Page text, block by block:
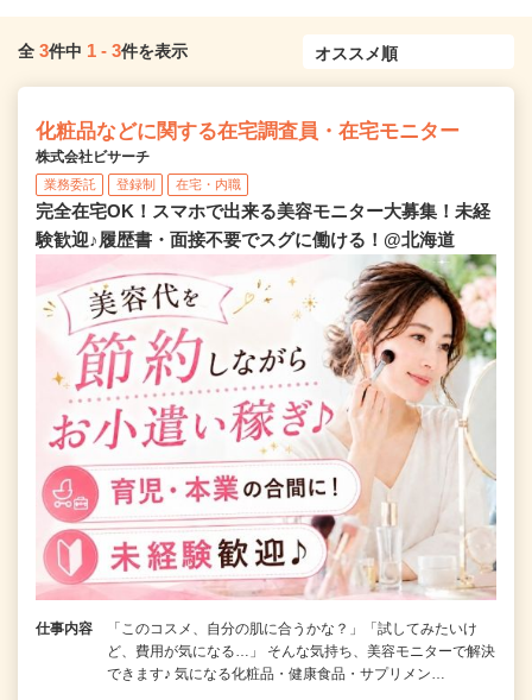
全 3件中 1 - 3件を表示
化粧品などに関する在宅調査員・在宅モニター
株式会社ビサーチ
業務委託 登録制 在宅・内職
完全在宅OK！スマホで出来る美容モニター大募集！未経
験歓迎♪履歴書・面接不要でスグに働ける！@北海道
仕事内容
「このコスメ、自分の肌に合うかな？」「試してみたいけ
ど、費用が気になる…」 そんな気持ち、美容モニターで解決
できます♪ 気になる化粧品・健康食品・サプリメン…